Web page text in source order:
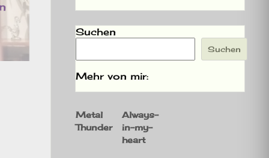
Suchen
Suchen
Mehr von mir:
Metal
Thunder
Always-
in-my-
heart